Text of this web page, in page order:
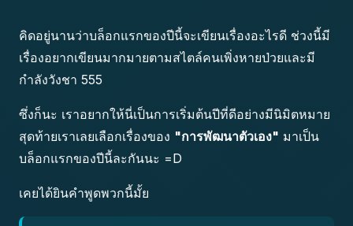
คิดอยู่นานว่าบล็อกแรกของปีนี้จะเขียนเรื่องอะไรดี ช่วงนี้มี
เรื่องอยากเขียนมากมายตามสไตล์คนเพิ่งหายป่วยและมี
กำลังวังชา 555
ซึ่งก็นะ เราอยากให้นี่เป็นการเริ่มต้นปีที่ดีอย่างมีนิมิตหมาย
สุดท้ายเราเลยเลือกเรื่องของ "การพัฒนาตัวเอง" มาเป็น
บล็อกแรกของปีนี้ละกันนะ =D
เคยได้ยินคำพูดพวกนี้มั้ย